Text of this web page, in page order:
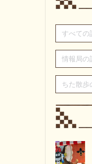
Search
for:
Search
for:
Search
for: